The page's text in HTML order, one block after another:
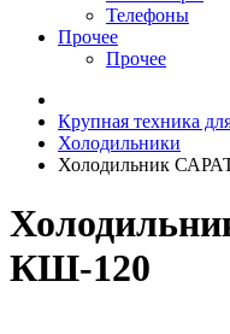
Телефоны
Прочее
Прочее
Крупная техника
Холодильники
Холодильник
КШ-120